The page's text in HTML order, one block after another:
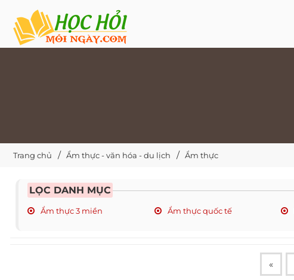
Trang chủ Ẩm thực - văn hóa - du lịch Ẩm thực
LỌC DANH MỤC
Ẩm thực 3 miền Ẩm thực quốc tế
«